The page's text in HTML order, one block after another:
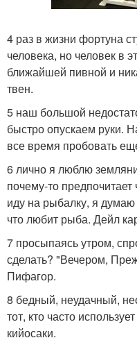
4 раз в жизни фортуна
человека, но человек в
ближайшей пивной и
твен.
5 наш большой
быстро опускаем руки.
все время пробовать
6 лично я люблю
почему-то
иду на рыбалку, я
что любит рыба. Дейл
7 просыпаясь утром,
сделать? "Вечером,
Пифагор.
8 бедный, неудачный,
тот, кто часто
кийосаки.